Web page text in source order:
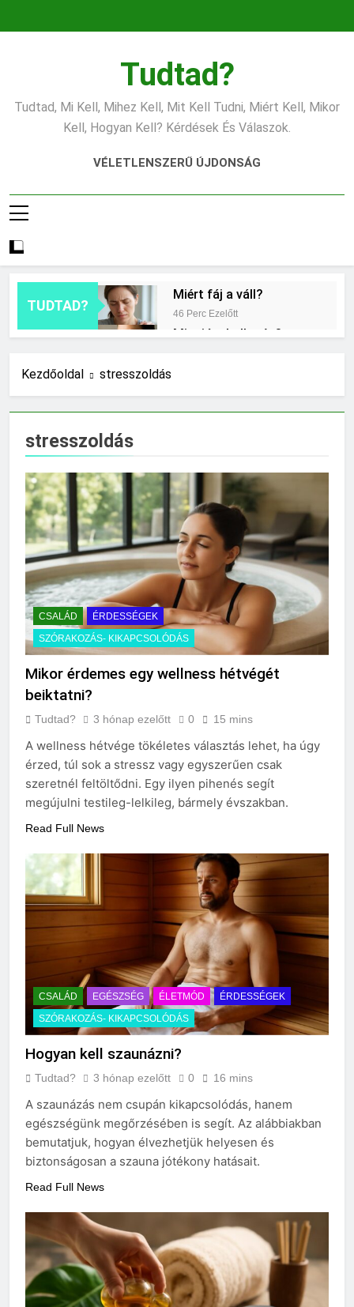
Tudtad?
Tudtad, Mi Kell, Mihez Kell, Mit Kell Tudni, Miért Kell, Mikor
Kell, Hogyan Kell? Kérdések És Válaszok.
VÉLETLENSZERŰ ÚJDONSÁG
TUDTAD?
Miért fáj a váll?
46 Perc Ezelőtt
Mire jó a kollagén?
Mit jelent a magas
cserélni?
1 Nap Ezelőtt
Mit jelent a magas
vérnyomás?
2 Nap Ezelőtt
Milyen fűtést érdemes
választani?
2 Nap Ezelőtt
Mennyi a táppénz?
2 Nap Ezelőtt
eredetiségvizsgálathoz?
Mit hány fokon kell
mosni?
3 Nap Ezelőtt
Kezdőoldal stresszoldás
stresszoldás
CSALÁD
ÉRDESSÉGEK
SZÓRAKOZÁS- KIKAPCSOLÓDÁS
Mikor érdemes egy wellness hétvégét
beiktatni?
Tudtad? 3 hónap ezelőtt 0 15 mins
A wellness hétvége tökéletes választás lehet, ha úgy
érzed, túl sok a stressz vagy egyszerűen csak
szeretnél feltöltődni. Egy ilyen pihenés segít
megújulni testileg-lelkileg, bármely évszakban.
Read Full News
CSALÁD EGÉSZSÉG ÉLETMÓD
ÉRDESSÉGEK
SZÓRAKOZÁS- KIKAPCSOLÓDÁS
Hogyan kell szaunázni?
Tudtad? 3 hónap ezelőtt 0 16 mins
A szaunázás nem csupán kikapcsolódás, hanem
egészségünk megőrzésében is segít. Az alábbiakban
bemutatjuk, hogyan élvezhetjük helyesen és
biztonságosan a szauna jótékony hatásait.
Read Full News